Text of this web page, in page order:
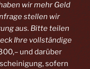
wir mehr Geld
stellen wir
aus. Bitte teilen
Ihre vollständige
und darüber
sofern